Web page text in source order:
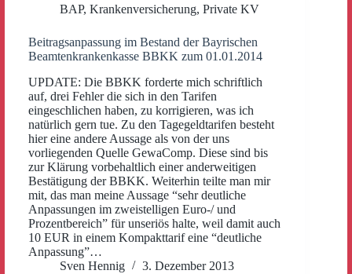
BAP, Krankenversicherung, Private KV
Beitragsanpassung im Bestand der Bayrischen
Beamtenkrankenkasse BBKK zum 01.01.2014
UPDATE: Die BBKK forderte mich schriftlich
auf, drei Fehler die sich in den Tarifen
eingeschlichen haben, zu korrigieren, was ich
natürlich gern tue. Zu den Tagegeldtarifen besteht
hier eine andere Aussage als von der uns
vorliegenden Quelle GewaComp. Diese sind bis
zur Klärung vorbehaltlich einer anderweitigen
Bestätigung der BBKK. Weiterhin teilte man mir
mit, das man meine Aussage “sehr deutliche
Anpassungen im zweistelligen Euro-/ und
Prozentbereich” für unseriös halte, weil damit auch
10 EUR in einem Kompakttarif eine “deutliche
Anpassung”…
Sven Hennig
3. Dezember 2013